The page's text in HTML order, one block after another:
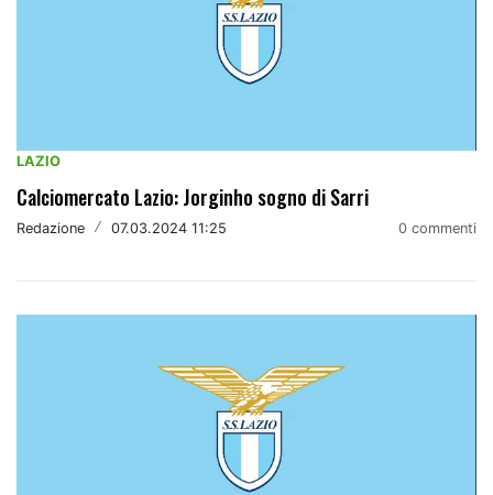
LAZIO
Calciomercato Lazio: Jorginho sogno di Sarri
Redazione / 07.03.2024 11:25 0 commenti